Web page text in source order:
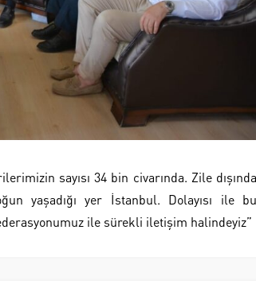
sayısı 34 bin civarında. Zile dışında
yaşadığı yer İstanbul. Dolayısı ile bu
ile sürekli iletişim halindeyiz”